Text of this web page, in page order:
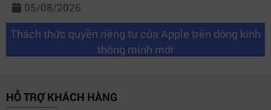
05/08/2026
Thách thức quyền riêng tư của Apple trên dòng kính
thông minh mới
HỖ TRỢ KHÁCH HÀNG